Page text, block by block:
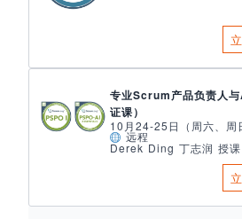
专业Scrum产品负责人
证课）
10月24-25日（周六、周
远程
Derek Ding 丁志润 授课